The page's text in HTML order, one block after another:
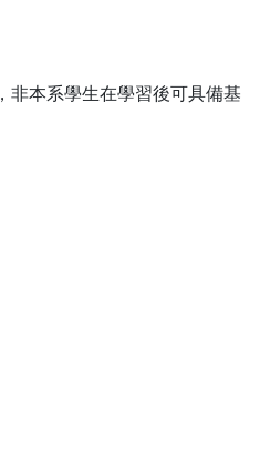
非本系學生在學習後可具備基